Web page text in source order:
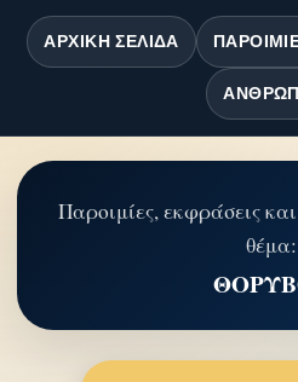
ΑΡΧΙΚΉ ΣΕΛΊΔΑ
Παροιμίες, εκφράσεις
θέμα: